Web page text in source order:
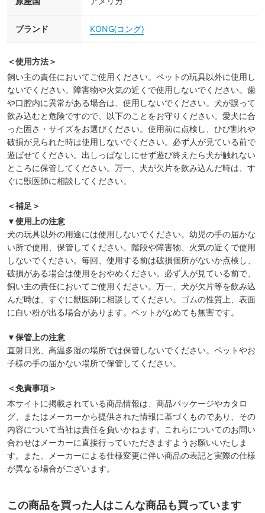
ブランド KONG(コング)
＜使用方法＞
飼い主の責任においてご使用ください。ペットの玩具以外に使用し
ないでください。障害物や火気の近くで使用しないでください。歯
や口腔内に異常がある場合は、使用しないでください。犬が誤って
飲み込むと危険ですので、以下のことをお守りください。愛犬に合
った固さ・サイズをお選びください。使用前に点検し、ひび割れや
破損が見られた時は使用しないでください。必ず人が見ている前で
遊ばせてください。出しっぱなしにせず遊び終えたら犬が触れない
ところに保管してください。万一、犬が欠片を飲み込んだ時は、す
ぐに獣医師に相談してください。
＜補足＞
▼使用上の注意
犬の玩具以外の用途には使用しないでください。幼児の手の届かな
い所で使用、保管してください。階段や障害物、火気の近くで使用
しないでください。毎回、使用する前は破損個所がないか点検し、
破損がある場合は使用をおやめください。必ず人が見ている前で、
飼い主の責任においてご使用ください。万一、犬が欠片等を飲み込
んだ時は、すぐに獣医師に相談してください。ゴムの性質上、表面
に白い粉が出る場合があります。ペットがなめても無害です。
▼保管上の注意
直射日光、高温多湿の場所では保管しないでください。ペットやお
子様の手の届かない場所で保管してください。
＜免責事項＞
本サイトに掲載されている商品情報は、商品パッケージやカタロ
グ、またはメーカーから提供された情報に基づくものであり、その
内容について当社は責任を負いかねます。これらについてのお問い
合わせはメーカーに直接行っていただきますようお願いいたしま
す。また、メーカーによる仕様変更に伴い商品の表記と実際の仕様
が異なる場合がございます。
この商品を買った人はこんな商品も買っています